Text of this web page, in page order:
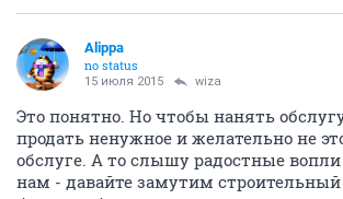
Alippa
no status
15 июля 2015 wiza
Это понятно. Но чтобы нанять
продать ненужное и желательно не
обслуге. А то слышу радостные
нам - давайте замутим